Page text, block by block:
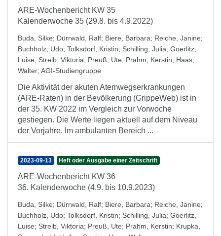
ARE-Wochenbericht KW 35
Kalenderwoche 35 (29.8. bis 4.9.2022)
Buda, Silke; Dürrwald, Ralf; Biere, Barbara; Reiche, Janine;
Buchholz, Udo; Tolksdorf, Kristin; Schilling, Julia; Goerlitz,
Luise; Streib, Viktoria; Preuß, Ute; Prahm, Kerstin; Haas,
Walter; AGI-Studiengruppe
Die Aktivität der akuten Atemwegserkrankungen
(ARE-Raten) in der Bevölkerung (GrippeWeb) ist in
der 35. KW 2022 im Vergleich zur Vorwoche
gestiegen. Die Werte liegen aktuell auf dem Niveau
der Vorjahre. Im ambulanten Bereich ...
2023-09-13 Heft oder Ausgabe einer Zeitschrift
ARE-Wochenbericht KW 36
36. Kalenderwoche (4.9. bis 10.9.2023)
Buda, Silke; Dürrwald, Ralf; Biere, Barbara; Reiche, Janine;
Buchholz, Udo; Tolksdorf, Kristin; Schilling, Julia; Goerlitz,
Luise; Streib, Viktoria; Preuß, Ute; Prahm, Kerstin; Krupka,